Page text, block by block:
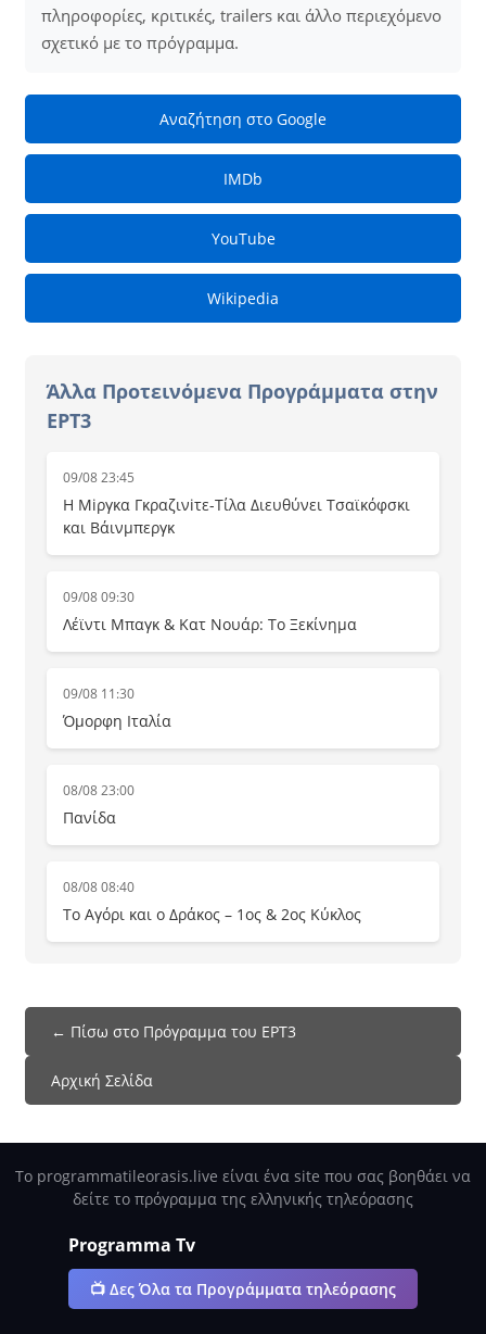
πληροφορίες, κριτικές, trailers και άλλο περιεχόμενο
σχετικό με το πρόγραμμα.
Αναζήτηση στο Google
IMDb
YouTube
Wikipedia
Άλλα Προτεινόμενα Προγράμματα στην
ΕΡΤ3
09/08 23:45
Η Μiργκα Γκραζινiτε-Τίλα Διευθύνει Τσαϊκόφσκι
και Βάινμπεργκ
09/08 09:30
Λέϊντι Μπαγκ & Κατ Νουάρ: Το Ξεκίνημα
09/08 11:30
Όμορφη Ιταλία
08/08 23:00
Πανίδα
08/08 08:40
Το Αγόρι και ο Δράκος – 1ος & 2ος Κύκλος
← Πίσω στο Πρόγραμμα του ΕΡΤ3
Αρχική Σελίδα
Το programmatileorasis.live είναι ένα site που σας βοηθάει να
δείτε το πρόγραμμα της ελληνικής τηλεόρασης
Programma Tv
📺 Δες Όλα τα Προγράμματα τηλεόρασης